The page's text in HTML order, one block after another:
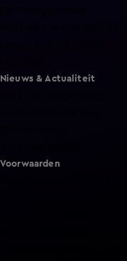
Nieuws & Actualiteit
Voorwaarden